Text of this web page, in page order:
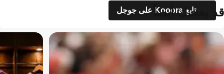
تابع Kooora على جوجل
قد يعجبك أيضاً